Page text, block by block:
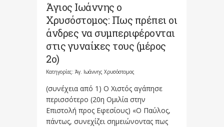
Άγιος Ιωάννης ο
Χρυσόστομος: Πως πρέπει οι
άνδρες να συμπεριφέρονται
στις γυναίκες τους (μέρος
2ο)
Κατηγορίες: Άγ. Ιωάννης Χρυσόστομος
(συνέχεια από 1) Ο Χιστός αγάπησε
περισσότερο (20η Ομιλία στην
Επιστολή προς Εφεσίους) «Ο Παύλος,
πάντως, συνεχίζει σημειώνοντας πως